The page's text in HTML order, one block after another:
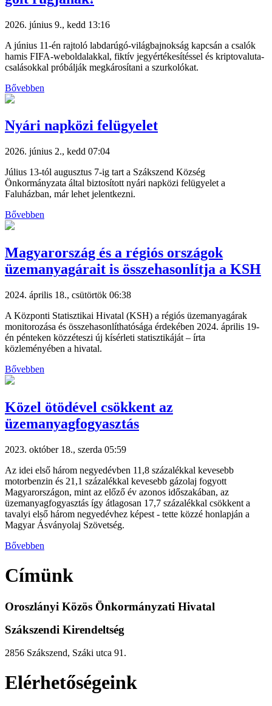
2026. június 9., kedd 13:16
A június 11-én rajtoló labdarúgó-világbajnokság kapcsán a csalók
hamis FIFA-weboldalakkal, fiktív jegyértékesítéssel és kriptovaluta-
csalásokkal próbálják megkárosítani a szurkolókat.
Bővebben
Nyári napközi felügyelet
2026. június 2., kedd 07:04
Július 13-tól augusztus 7-ig tart a Szákszend Község
Önkormányzata által biztosított nyári napközi felügyelet a
Faluházban, már lehet jelentkezni.
Bővebben
Magyarország és a régiós országok
üzemanyagárait is összehasonlítja a KSH
2024. április 18., csütörtök 06:38
A Központi Statisztikai Hivatal (KSH) a régiós üzemanyagárak
monitorozása és összehasonlíthatósága érdekében 2024. április 19-
én pénteken közzéteszi új kísérleti statisztikáját – írta
közleményében a hivatal.
Bővebben
Közel ötödével csökkent az
üzemanyagfogyasztás
2023. október 18., szerda 05:59
Az idei első három negyedévben 11,8 százalékkal kevesebb
motorbenzin és 21,1 százalékkal kevesebb gázolaj fogyott
Magyarországon, mint az előző év azonos időszakában, az
üzemanyagfogyasztás így átlagosan 17,7 százalékkal csökkent a
tavalyi első három negyedévhez képest - tette közzé honlapján a
Magyar Ásványolaj Szövetség.
Bővebben
Címünk
Oroszlányi Közös Önkormányzati Hivatal
Szákszendi Kirendeltség
2856 Szákszend, Száki utca 91.
Elérhetőségeink